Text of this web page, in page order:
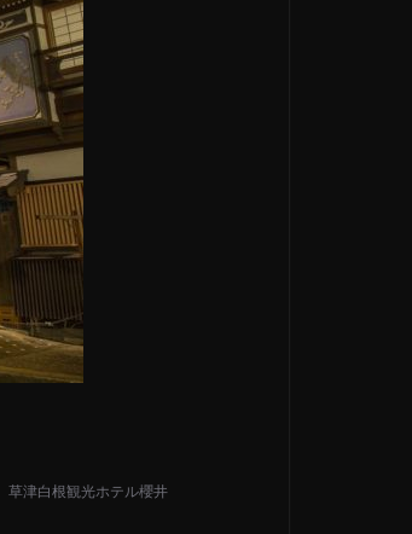
草津白根観光ホテル櫻井